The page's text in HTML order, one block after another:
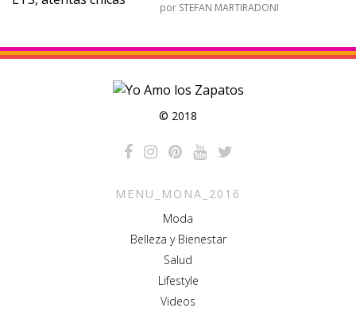
por STEFAN MARTIRADONI
© 2018
MENU_MONA_2016
Moda
Belleza y Bienestar
Salud
Lifestyle
Videos